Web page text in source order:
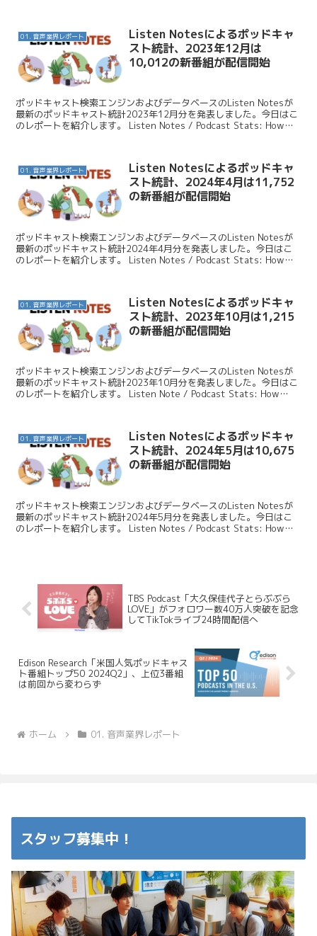
01. 音声業界レポート
Listen Notesによるポッドキャ
スト統計、2023年12月は
10,012の新番組が配信開始
ポッドキャスト検索エンジンおよびデータベースのListen Notesが
最新のポッドキャスト統計2023年12月分を発表しました。今日はこ
のレポートを紹介します。 Listen Notes / Podcast Stats: How
01. 音声業界レポート
Listen Notesによるポッドキャ
スト統計、2024年4月は11,752
の新番組が配信開始
ポッドキャスト検索エンジンおよびデータベースのListen Notesが
最新のポッドキャスト統計2024年4月分を発表しました。今日はこ
のレポートを紹介します。 Listen Notes / Podcast Stats: How
01. 音声業界レポート
Listen Notesによるポッドキャ
スト統計、2023年10月は1,215
の新番組が配信開始
ポッドキャスト検索エンジンおよびデータベースのListen Notesが
最新のポッドキャスト統計2023年10月分を発表しました。今日はこ
のレポートを紹介します。 Listen Note / Podcast Stats: How
01. 音声業界レポート
Listen Notesによるポッドキャ
スト統計、2024年5月は10,675
の新番組が配信開始
ポッドキャスト検索エンジンおよびデータベースのListen Notesが
最新のポッドキャスト統計2024年5月分を発表しました。今日はこ
のレポートを紹介します。 Listen Notes / Podcast Stats: How
TBS Podcast「大久保佳代子とらぶぶら
LOVE」がフォロワー数40万人突破を記念
してTikTokライブ24時間配信へ
Edison Research「米国人気ポッドキャス
ト番組トップ50 2024Q2」、上位3番組
は前回から変わらず
ホーム 01. 音声業界レポート
スタッフ募集中！